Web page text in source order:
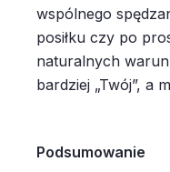
wspólnego
posiłku czy po
naturalnych
bardziej „Twój”, a
Podsumowanie